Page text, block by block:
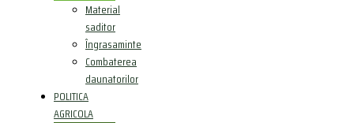
Material
saditor
Îngrasaminte
Combaterea
daunatorilor
POLITICA
AGRICOLA